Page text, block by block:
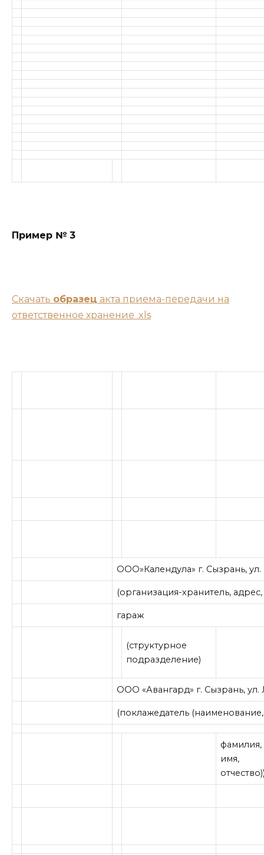
Пример № 3
Скачать образец акта приема-передачи на
ответственное хранение .xls
ООО»Календула» г. Сызрань, ул.
(организация-хранитель,
гараж
(структурное
подразделение)
ООО «Авангард» г. Сызрань, ул.
(поклажедатель
фамилия,
имя,